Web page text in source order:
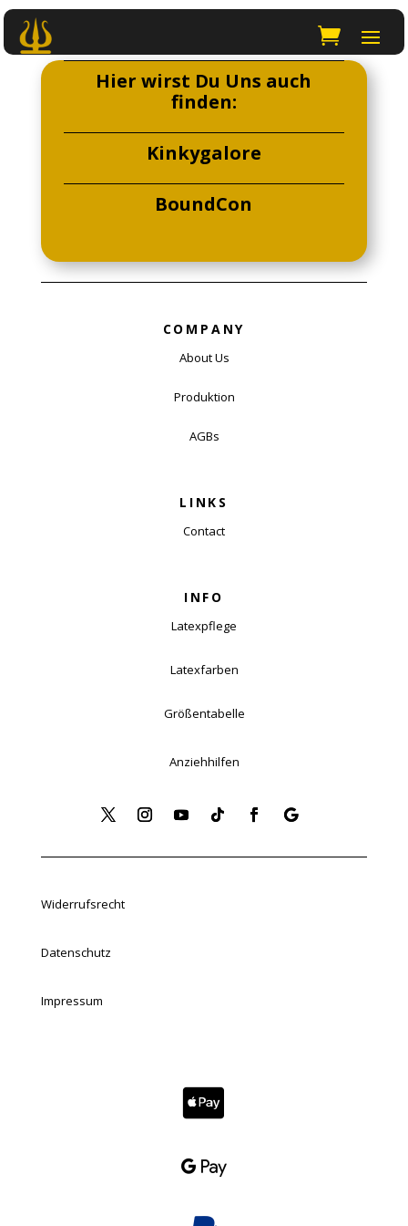
Hier wirst Du Uns auch
finden:
Kinkygalore
BoundCon
COMPANY
About Us
Produktion
AGBs
LINKS
Contact
INFO
Latexpflege
Latexfarben
Größentabelle
Anziehhilfen
Widerrufsrecht
Datenschutz
Impressum

